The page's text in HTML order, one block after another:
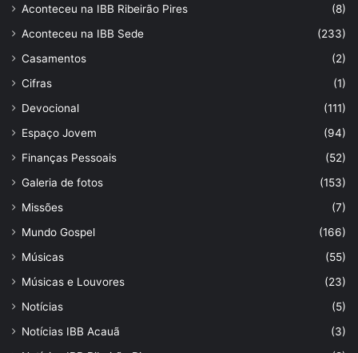
Aconteceu na IBB Ribeirão Pires
(8)
Aconteceu na IBB Sede
(233)
Casamentos
(2)
Cifras
(1)
Devocional
(111)
Espaço Jovem
(94)
Finanças Pessoais
(52)
Galeria de fotos
(153)
Missões
(7)
Mundo Gospel
(166)
Músicas
(55)
Músicas e Louvores
(23)
Notícias
(5)
Notícias IBB Acauã
(3)